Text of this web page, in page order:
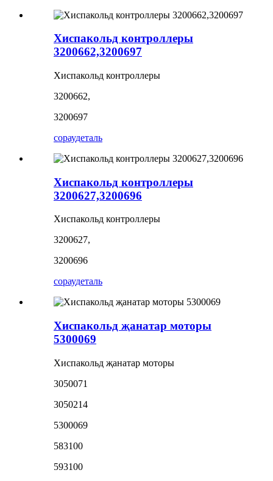
Хиспакольд контроллеры
3200662,3200697
Хиспакольд контроллеры
3200662,
3200697
сораудеталь
Хиспакольд контроллеры
3200627,3200696
Хиспакольд контроллеры
3200627,
3200696
сораудеталь
Хиспакольд җанатар моторы
5300069
Хиспакольд җанатар моторы
3050071
3050214
5300069
583100
593100